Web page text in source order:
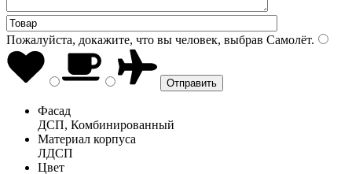
Пожалуйста, докажите, что вы человек, выбрав Самолёт.
Фасад
ДСП, Комбинированный
Материал корпуса
ЛДСП
Цвет